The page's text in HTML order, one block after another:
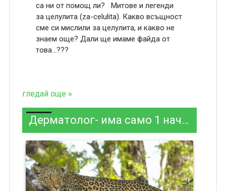
са ни от помощ ли? Митове и легенди
за целулита (za-celulita). Какво всъщност
сме си мислили за целулита, и какво не
знаем още? Дали ще имаме файда от
това...???
гледай още »
Дерматолог- има само 1 начин за лечение на старчески петна